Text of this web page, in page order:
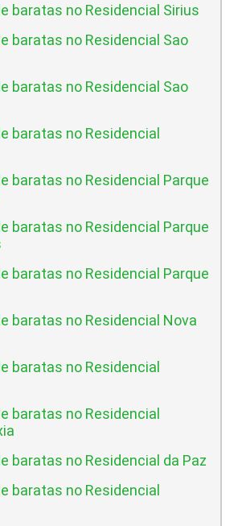
baratas no Residencial Sirius
baratas no Residencial Sao
baratas no Residencial Sao
baratas no Residencial
baratas no Residencial Parque
baratas no Residencial Parque
baratas no Residencial Parque
baratas no Residencial Nova
baratas no Residencial
baratas no Residencial
baratas no Residencial da Paz
baratas no Residencial